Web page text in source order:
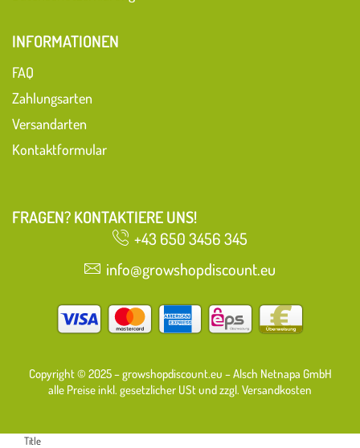
INFORMATIONEN
FAQ
Zahlungsarten
Versandarten
Kontaktformular
FRAGEN? KONTAKTIERE UNS!
+43 650 3456 345
info@growshopdiscount.eu
Copyright © 2025 – growshopdiscount.eu – Alsch Netnapa GmbH
alle Preise inkl. gesetzlicher USt und zzgl. Versandkosten
Title